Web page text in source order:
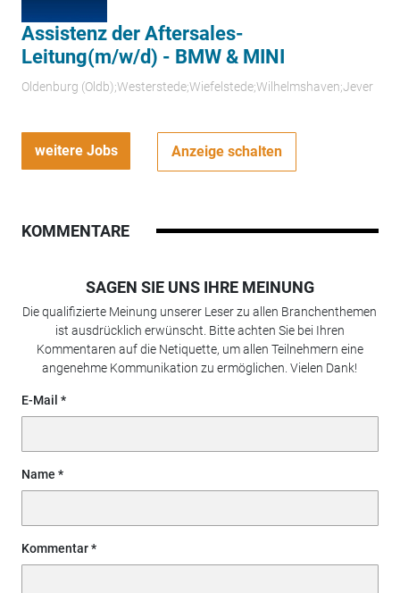
Assistenz der Aftersales-
Leitung(m/w/d) - BMW & MINI
Oldenburg (Oldb);Westerstede;Wiefelstede;Wilhelmshaven;Jever
weitere Jobs Anzeige schalten
KOMMENTARE
SAGEN SIE UNS IHRE MEINUNG
Die qualifizierte Meinung unserer Leser zu allen Branchenthemen
ist ausdrücklich erwünscht. Bitte achten Sie bei Ihren
Kommentaren auf die Netiquette, um allen Teilnehmern eine
angenehme Kommunikation zu ermöglichen. Vielen Dank!
E-Mail
Name
Kommentar